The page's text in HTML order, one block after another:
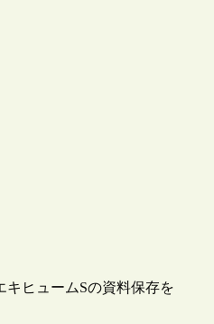
キヒュームSの資料保存を